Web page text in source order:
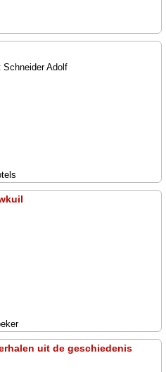
Schneider Adolf
uit de geschiedenis